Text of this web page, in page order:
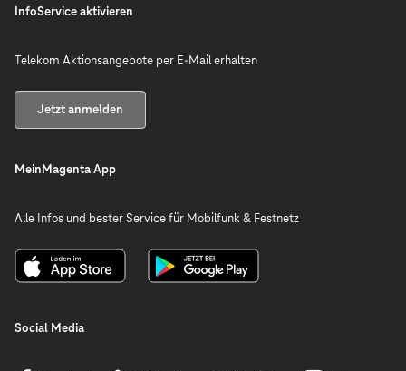
InfoService aktivieren
Telekom Aktionsangebote per E-Mail erhalten
Jetzt anmelden
MeinMagenta App
Alle Infos und bester Service für Mobilfunk & Festnetz
Social Media